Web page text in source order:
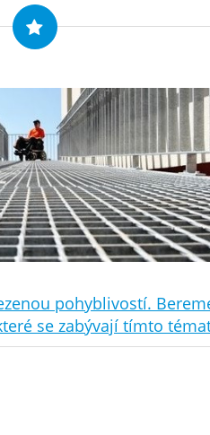
pohyblivostí.
se zabývají tímto